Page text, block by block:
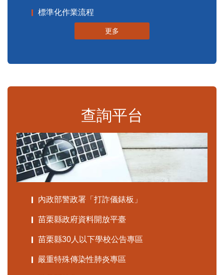
標準化作業流程
更多
查詢平台
內政部警政署「打詐儀錶板」
苗栗縣政府資料開放平臺
苗栗縣30人以下學校公告專區
嚴重特殊傳染性肺炎專區